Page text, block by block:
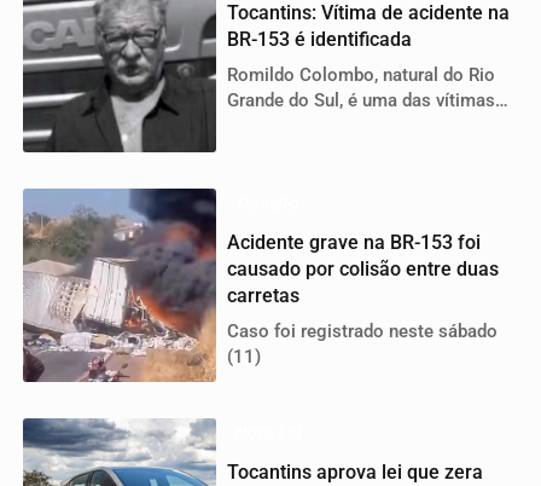
Tocantins: Vítima de acidente na
BR-153 é identificada
Romildo Colombo, natural do Rio
Grande do Sul, é uma das vítimas
Acidente grave na BR-153 foi
causado por colisão entre duas
carretas
Caso foi registrado neste sábado
(11)
Tocantins aprova lei que zera